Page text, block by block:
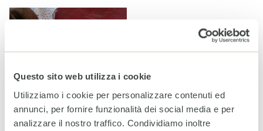
Questo sito web utilizza i cookie
Utilizziamo i cookie per personalizzare contenuti ed
annunci, per fornire funzionalità dei social media e per
analizzare il nostro traffico. Condividiamo inoltre